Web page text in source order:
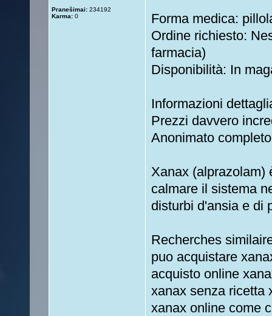
Pranešimai: 234192
Karma: 0
Forma medica:
Ordine richiesto:
farmacia)
Disponibilità: In
Informazioni
Prezzi davvero
Anonimato completo
Xanax (alprazolam)
calmare il sistema
disturbi d'ansia e di
Recherches
puo acquistare
acquisto online
xanax senza ricetta
xanax online come